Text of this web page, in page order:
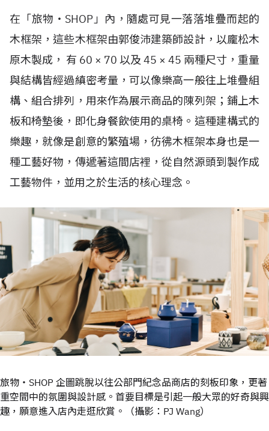
在「旅物・SHOP」內，隨處可見一落落堆疊而起的
木框架，這些木框架由郭俊沛建築師設計，以龐松木
原木製成， 有 60 × 70 以及 45 × 45 兩種尺寸，重量
與結構皆經過縝密考量，可以像樂高一般往上堆疊組
構、組合排列，用來作為展示商品的陳列架；鋪上木
板和椅墊後，即化身餐飲使用的桌椅。這種建構式的
樂趣，就像是創意的繁殖場，彷彿木框架本身也是一
種工藝好物，傳遞著這間店裡，從自然源頭到製作成
工藝物件，並用之於生活的核心理念。
旅物・SHOP 企圖跳脫以往公部門紀念品商店的刻板印象，更著
重空間中的氛圍與設計感。首要目標是引起一般大眾的好奇與興
趣，願意進入店內走逛欣賞。（攝影：PJ Wang）